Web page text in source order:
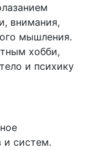
внимания,
мышления.
хобби,
и психику
и систем.